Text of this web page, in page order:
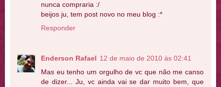
nunca compraria :/
beijos ju, tem post novo no meu blog :*
Responder
Enderson Rafael 12 de maio de 2010 às 02:41
Mas eu tenho um orgulho de vc que não me canso
de dizer... Ju, vc ainda vai se dar muito bem, que